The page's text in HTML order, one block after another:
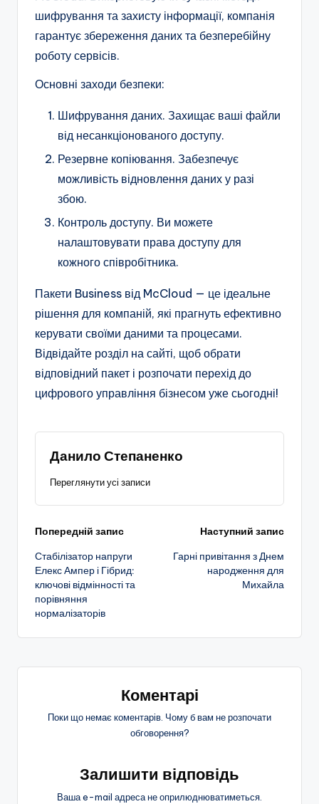
шифрування та захисту інформації, компанія
гарантує збереження даних та безперебійну
роботу сервісів.
Основні заходи безпеки:
Шифрування даних. Захищає ваші файли
від несанкціонованого доступу.
Резервне копіювання. Забезпечує
можливість відновлення даних у разі
збою.
Контроль доступу. Ви можете
налаштовувати права доступу для
кожного співробітника.
Пакети Business від McCloud — це ідеальне
рішення для компаній, які прагнуть ефективно
керувати своїми даними та процесами.
Відвідайте розділ на сайті, щоб обрати
відповідний пакет і розпочати перехід до
цифрового управління бізнесом уже сьогодні!
Данило Степаненко
Переглянути усі записи
Навігація
по
запису
Попередній запис
Стабілізатор напруги
Елекс Ампер і Гібрид:
ключові відмінності та
порівняння
нормалізаторів
Наступний запис
Гарні привітання з Днем
народження для
Михайла
Коментарі
Поки що немає коментарів. Чому б вам не розпочати
обговорення?
Залишити відповідь
Ваша e-mail адреса не оприлюднюватиметься.